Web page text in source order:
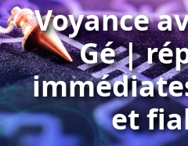
Voyance
Gé |
et